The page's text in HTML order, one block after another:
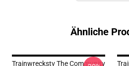
Ähnliche
Trainwreckstv The Community